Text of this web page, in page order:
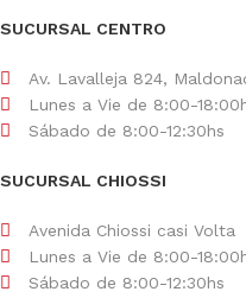
SUCURSAL CENTRO
Av. Lavalleja 824,
Lunes a Vie de 8:00-
Sábado de 8:00-12:30hs
SUCURSAL CHIOSSI
Avenida Chiossi casi Volta
Lunes a Vie de 8:00-
Sábado de 8:00-12:30hs